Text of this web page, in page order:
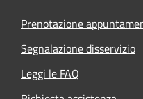
Prenotazione
Segnalazione disservizio
Leggi le FAQ